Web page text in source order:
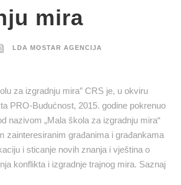
mira
LDA MOSTAR AGENCIJA
za izgradnju mira” CRS je, u okviru
PRO-Budućnost, 2015. godine pokrenuo
nazivom „Mala škola za izgradnju mira“
zainteresiranim građanima i građankama
i sticanje novih znanja i vještina o
konflikta i izgradnje trajnog mira. Saznaj